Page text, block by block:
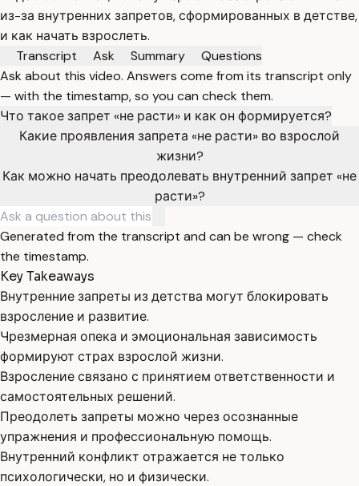
из-за внутренних запретов, сформированных в детстве,
и как начать взрослеть.
Transcript
Ask Summary
Questions
Ask about this video. Answers come from its transcript only
— with the timestamp, so you can check them.
Что такое запрет «не расти» и как он формируется?
Какие проявления запрета «не расти» во взрослой
жизни?
Как можно начать преодолевать внутренний запрет «не
расти»?
Generated from the transcript and can be wrong — check
the timestamp.
Key Takeaways
Внутренние запреты из детства могут блокировать
взросление и развитие.
Чрезмерная опека и эмоциональная зависимость
формируют страх взрослой жизни.
Взросление связано с принятием ответственности и
самостоятельных решений.
Преодолеть запреты можно через осознанные
упражнения и профессиональную помощь.
Внутренний конфликт отражается не только
психологически, но и физически.